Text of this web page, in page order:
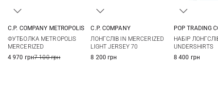
C.P. COMPANY METROPOLIS
ФУТБОЛКА METROPOLIS
MERCERIZED
4 970 грн7 100 грн
C.P. COMPANY
ЛОНГСЛІВ IN MERCERIZED
LIGHT JERSEY 70
8 200 грн
POP TRADING
НАБІР
UNDERSHIRTS
8 400 грн